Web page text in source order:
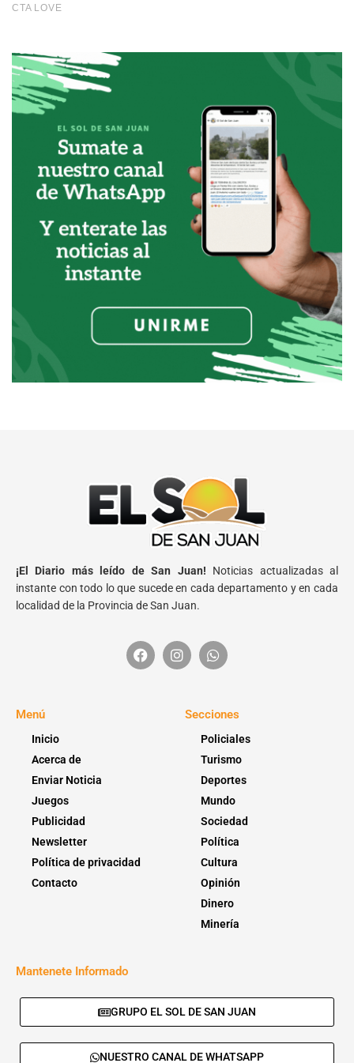
¡El Diario más leído de San Juan! Noticias actualizadas al
instante con todo lo que sucede en cada departamento y en cada
localidad de la Provincia de San Juan.
Menú
Inicio
Acerca de
Enviar Noticia
Juegos
Publicidad
Newsletter
Política de privacidad
Contacto
Secciones
Policiales
Turismo
Deportes
Mundo
Sociedad
Política
Cultura
Opinión
Dinero
Minería
Mantenete Informado
GRUPO EL SOL DE SAN JUAN
NUESTRO CANAL DE WHATSAPP